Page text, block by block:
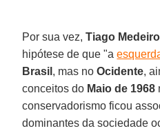
Por sua vez,Tiago
hipótese de que "a
Brasil , mas noOcidente,
conceitos do Maio de 1968
conservadorismo ficou
dominantes da sociedade